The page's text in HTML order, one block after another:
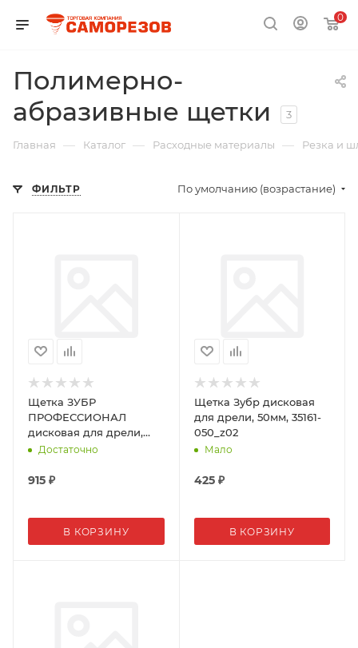
0
Полимерно-
абразивные щетки
3
Главная — Каталог — Расходные материалы — Резка и
ФИЛЬТР По умолчанию (возрастание)
Щетка ЗУБР
ПРОФЕССИОНАЛ
дисковая для дрели,
125мм, 35160-125_z01
Достаточно
915 ₽
В КОРЗИНУ
Щетка Зубр дисковая
для дрели, 50мм, 35161-
050_z02
Мало
425₽
В КОРЗИНУ